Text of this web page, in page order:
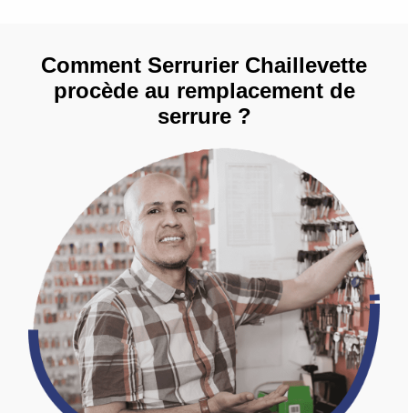
Comment Serrurier Chaillevette
procède au remplacement de
serrure ?